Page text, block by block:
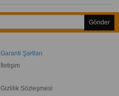
Gönder
Garanti Şartları
İletişim
Gizlilik Sözleşmesi